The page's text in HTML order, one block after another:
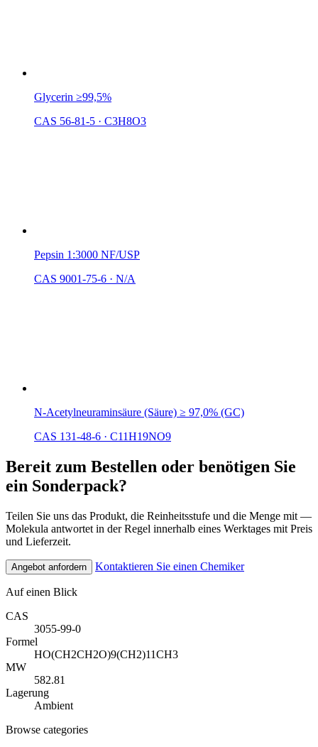
Glycerin ≥99,5%
CAS 56-81-5 · C3H8O3
Pepsin 1:3000 NF/USP
CAS 9001-75-6 · N/A
N-Acetylneuraminsäure (Säure) ≥ 97,0% (GC)
CAS 131-48-6 · C11H19NO9
Bereit zum Bestellen oder benötigen Sie
ein Sonderpack?
Teilen Sie uns das Produkt, die Reinheitsstufe und die Menge mit —
Molekula antwortet in der Regel innerhalb eines Werktages mit Preis
und Lieferzeit.
Angebot anfordern Kontaktieren Sie einen Chemiker
Auf einen Blick
CAS
3055-99-0
Formel
HO(CH2CH2O)9(CH2)11CH3
MW
582.81
Lagerung
Ambient
Browse categories